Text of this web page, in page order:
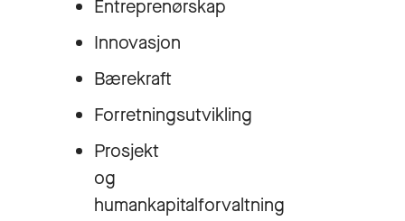
Entreprenørskap
Innovasjon
Bærekraft
Forretningsutvikling
Prosjekt
og
humankapitalforvaltning